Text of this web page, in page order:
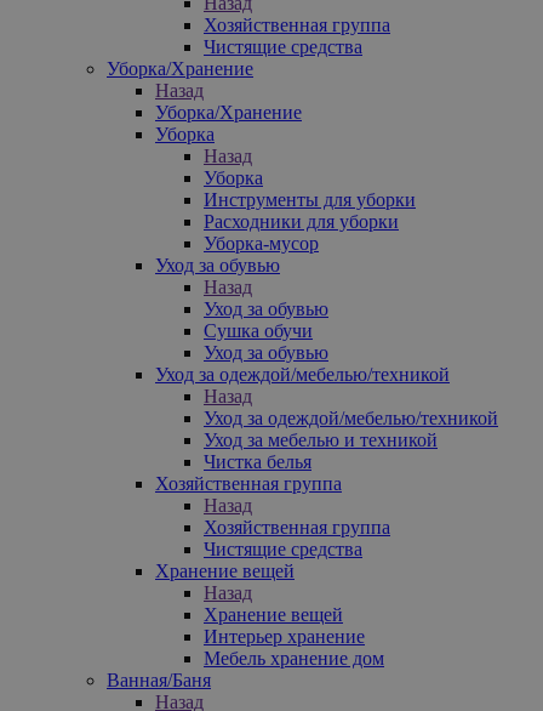
Хозяйственная группа
Чистящие средства
Уборка/Хранение
Назад
Уборка/Хранение
Уборка
Назад
Уборка
Инструменты для уборки
Расходники для уборки
Уборка-мусор
Уход за обувью
Назад
Уход за обувью
Сушка обучи
Уход за обувью
Уход за одеждой/мебелью/техникой
Назад
Уход за одеждой/мебелью/техникой
Уход за мебелью и техникой
Чистка белья
Хозяйственная группа
Назад
Хозяйственная группа
Чистящие средства
Хранение вещей
Назад
Хранение вещей
Интерьер хранение
Мебель хранение дом
Ванная/Баня
Назад